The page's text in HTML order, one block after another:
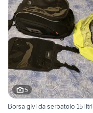
5
Borsa givi da serbatoio 15 litri